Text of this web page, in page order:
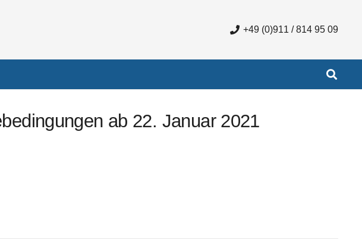
+49 (0)911 / 814 95 09
ab 22. Januar 2021